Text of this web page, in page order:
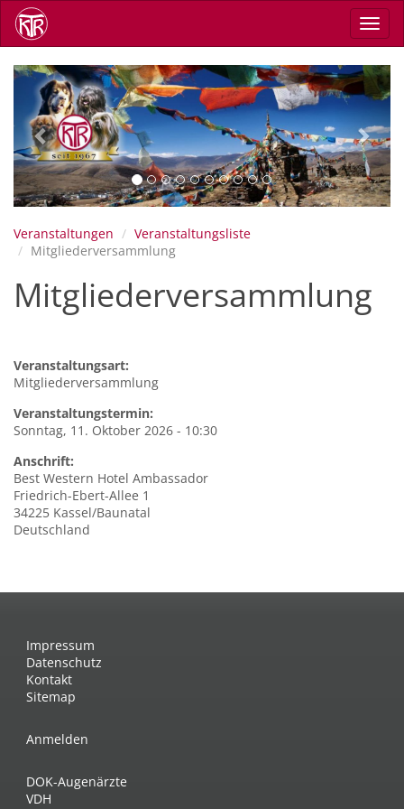
Direkt
zum
Inhalt
Previous Next
Veranstaltungen
Veranstaltungsliste
Mitgliederversammlung
Mitgliederversammlung
Veranstaltungsart:
Mitgliederversammlung
Veranstaltungstermin:
Sonntag, 11. Oktober 2026 - 10:30
Anschrift:
Best Western Hotel Ambassador
Friedrich-Ebert-Allee 1
34225 Kassel/Baunatal
Deutschland
Impressum
Datenschutz
Kontakt
Sitemap
Anmelden
DOK-Augenärzte
VDH